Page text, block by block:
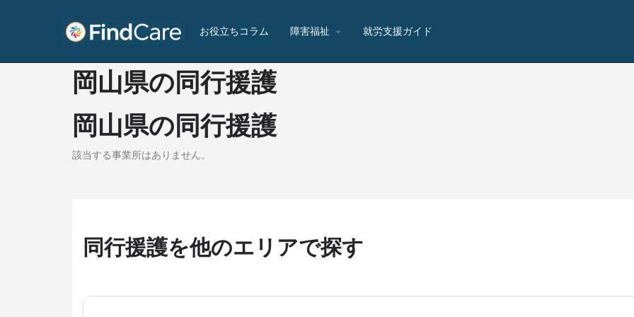
お役立ちコラム 障害福祉 就労支援ガイド
岡山県の同行援護
岡山県の同行援護
該当する事業所はありません。
同行援護を他のエリアで探す